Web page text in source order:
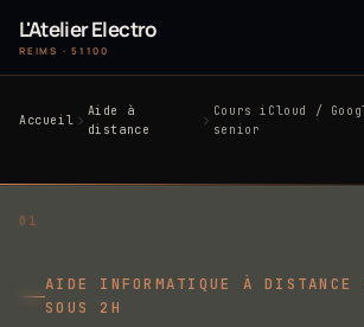
L'Atelier Electro
REIMS · 51100
Accueil
Aide à
distance
Cours iCloud /
senior
AIDE INFORMATIQUE À DISTANCE
SOUS 2H